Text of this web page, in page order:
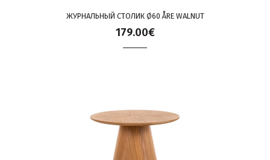
ЖУРНАЛЬНЫЙ СТОЛИК Ø60 ÅRE WALNUT
179.00€